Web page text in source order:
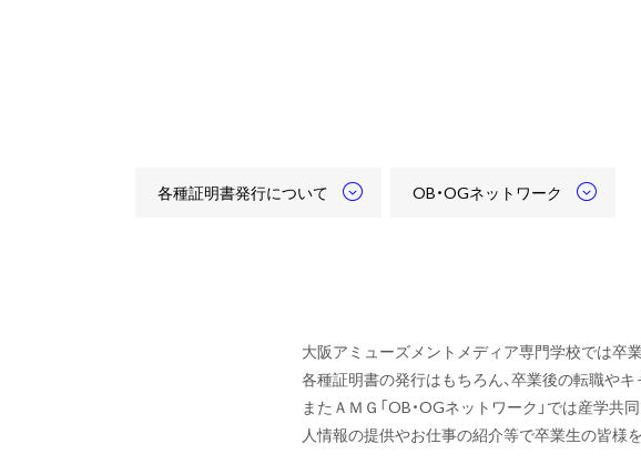
各種証明書発行について OB・OGネットワーク
大阪アミューズメントメディア専門学校では卒
各種証明書の発行はもちろん、卒業後の転職や
またＡＭＧ「OB・OGネットワーク」では産学
人情報の提供やお仕事の紹介等で卒業生の皆様